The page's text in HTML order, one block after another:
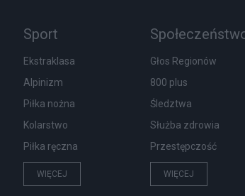
Sport
Ekstraklasa
Alpinizm
Piłka nożna
Kolarstwo
Piłka ręczna
WIĘCEJ
Głos Regionów
800 plus
Śledztwa
Służba zdrowia
Przestępczość
WIĘCEJ